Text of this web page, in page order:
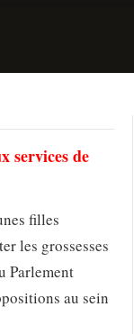
services de
filles
les grossesses
Parlement
au sein